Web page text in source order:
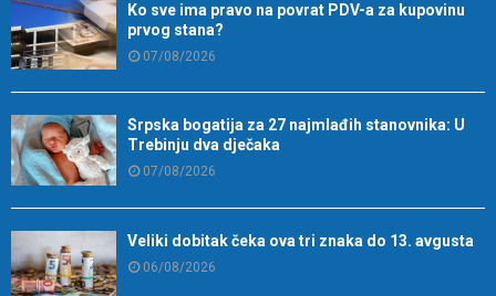
Ko sve ima pravo na povrat PDV-a za kupovinu
prvog stana?
07/08/2026
Srpska bogatija za 27 najmlađih stanovnika: U
Trebinju dva dječaka
07/08/2026
Veliki dobitak čeka ova tri znaka do 13. avgusta
06/08/2026